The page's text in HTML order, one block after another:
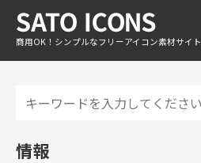
商用OK！シンプルなフリーアイコン素材サイト
情報